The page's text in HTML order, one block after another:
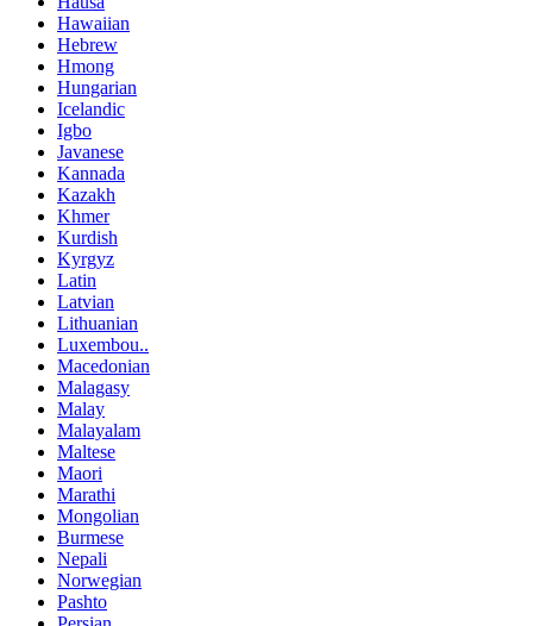
Hawaiian
Hebrew
Hmong
Hungarian
Icelandic
Igbo
Javanese
Kannada
Kazakh
Khmer
Kurdish
Kyrgyz
Latin
Latvian
Lithuanian
Luxembou..
Macedonian
Malagasy
Malay
Malayalam
Maltese
Maori
Marathi
Mongolian
Burmese
Nepali
Norwegian
Pashto